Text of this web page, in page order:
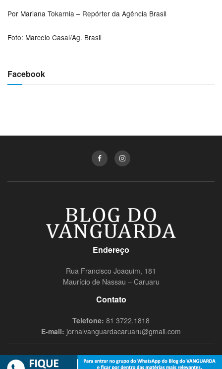
Por Mariana Tokarnia – Repórter da Agência Brasil
Foto: Marcelo Casal/Ag. Brasil
Facebook
Endereço
Rua Francisco Joaquim, 181
Maurício de Nassau – Caruaru
Contato
Telefone: 81 3722.1818
E-mail: jornalvanguardacaruaru@gmail.com
© 2019Blog do Vanguarda - Todos os direitos reservados Nômade